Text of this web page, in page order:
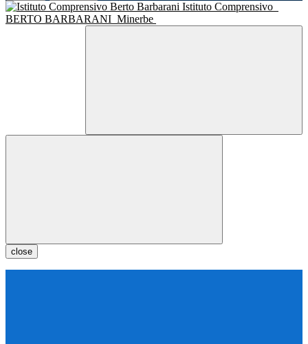
Istituto Comprensivo
BERTO BARBARANI Minerbe
close